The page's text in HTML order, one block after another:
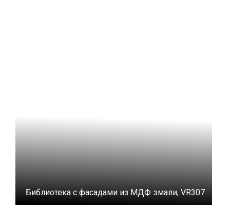
Библиотека с фасадами из МДФ эмали, VR307